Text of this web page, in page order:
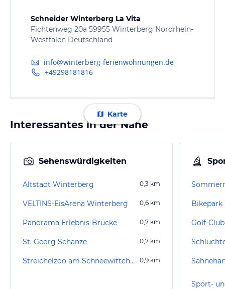
Schneider Winterberg La Vita
Fichtenweg 20a 59955 Winterberg Nordrhein-
Westfalen Deutschland
info@winterberg-ferienwohnungen.de
+49298181816
Karte
Interessantes in der Nähe
Sehenswürdigkeiten
Altstadt Winterberg 0,3 km
VELTINS-EisArena Winterberg 0,6 km
Panorama Erlebnis-Brücke 0,7 km
St. Georg Schanze 0,7 km
Streichelzoo am Schneewittchenhaus 0,9 km
Golf-
Sport-